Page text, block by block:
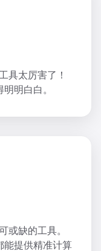
具太厉害了！
明白白。
或缺的工具。
能提供精准计算